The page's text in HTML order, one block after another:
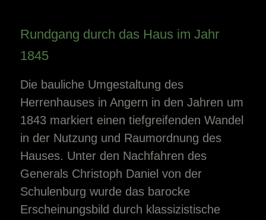
Rundgang durch das Haus im Jahr
1845
Die bauliche Umgestaltung des
Herrenhauses in Angern in den Jahren um
1843 markiert einen tiefgreifenden Wandel
in der Nutzung und Raumordnung des
Hauses. Unter den Nachfahren des
Generals Christoph Daniel von der
Schulenburg wurde das barocke
Erscheinungsbild durch klassizistische